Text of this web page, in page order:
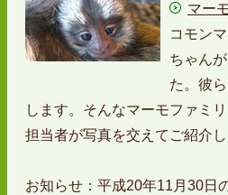
マー
コモン
ちゃん
た。彼
します。そんなマーモファミ
担当者が写真を交えてご紹介し
お知らせ：平成20年11月30日